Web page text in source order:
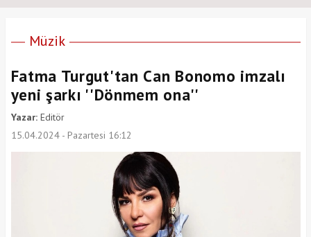
Müzik
Fatma Turgut'tan Can Bonomo imzalı
yeni şarkı ''Dönmem ona''
Yazar:Editör
15.04.2024 - Pazartesi 16:12